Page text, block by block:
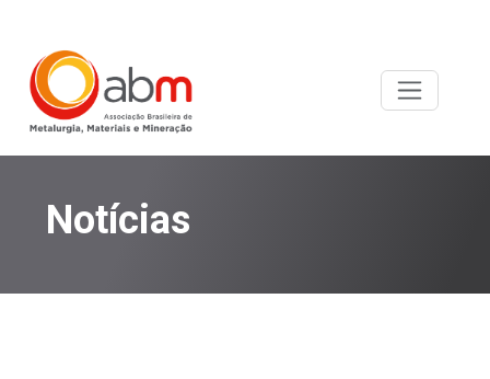
Notícias